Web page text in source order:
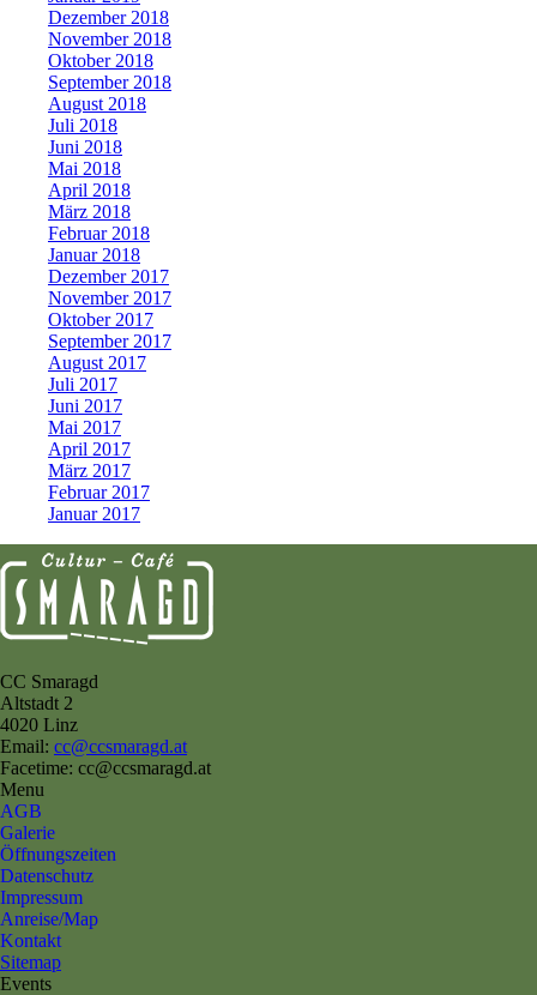
Dezember 2018
November 2018
Oktober 2018
September 2018
August 2018
Juli 2018
Juni 2018
Mai 2018
April 2018
März 2018
Februar 2018
Januar 2018
Dezember 2017
November 2017
Oktober 2017
September 2017
August 2017
Juli 2017
Juni 2017
Mai 2017
April 2017
März 2017
Februar 2017
Januar 2017
CC Smaragd
Altstadt 2
4020 Linz
Email: cc@ccsmaragd.at
Facetime: cc@ccsmaragd.at
Menu
AGB
Galerie
Öffnungszeiten
Datenschutz
Impressum
Anreise/Map
Kontakt
Sitemap
Events